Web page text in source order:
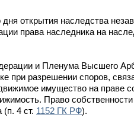
открытия наследства
права наследника на
и Пленума Высшего
при разрешении споров,
имущество на праве
Право
4 ст. 1152 ГК РФ).